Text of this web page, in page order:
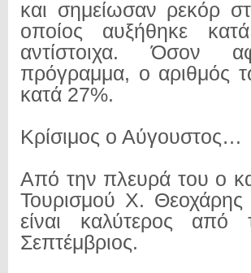
και σημείωσαν ρεκόρ
οποίος αυξήθηκε
αντίστοιχα. Όσον
πρόγραμμα, ο αριθμός
κατά 27%.
Κρίσιμος ο Αύγουστος…
Από την πλευρά του ο
Τουρισμού Χ.
είναι καλύτερος
Σεπτέμβριος.